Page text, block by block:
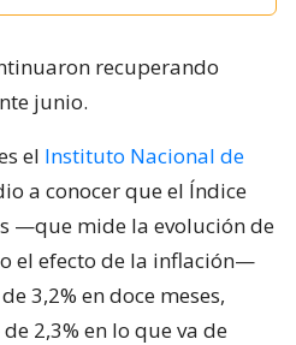
recuperando
junio.
el Instituto Nacional de
a conocer que el Índice
—que mide la evolución de
el efecto de la inflación—
3,2% en doce meses,
2,3% en lo que va de